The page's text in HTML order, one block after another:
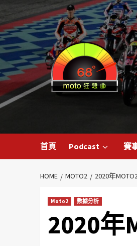
首頁 Podcast 賽
HOME MOTO2 2020年
Moto2 數據分析
2020年